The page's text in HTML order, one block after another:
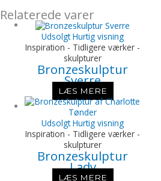
Relaterede varer
Udsolgt Hurtig visning
Inspiration - Tidligere værker -
skulpturer
Bronzeskulptur
Sverre
LÆS MERE
Udsolgt Hurtig visning
Inspiration - Tidligere værker -
skulpturer
Bronzeskulptur
Lady
LÆS MERE